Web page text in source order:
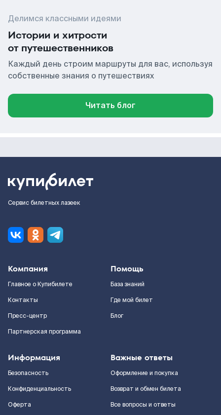
Делимся классными идеями
Истории и хитрости
от путешественников
Каждый день строим маршруты для вас, используя
собственные знания о путешествиях
Читать блог
Сервис билетных лазеек
Компания
Главное о Купибилете
Контакты
Пресс-центр
Партнерская программа
Помощь
База знаний
Где мой билет
Блог
Информация
Безопасность
Конфиденциальность
Оферта
Важные ответы
Оформление и покупка
Возврат и обмен билета
Все вопросы и ответы